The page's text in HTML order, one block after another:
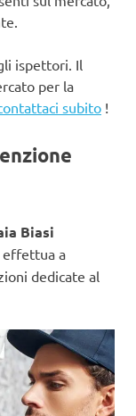
ispettori. Il
per la
subito !
Biasi
effettua a
dedicate al